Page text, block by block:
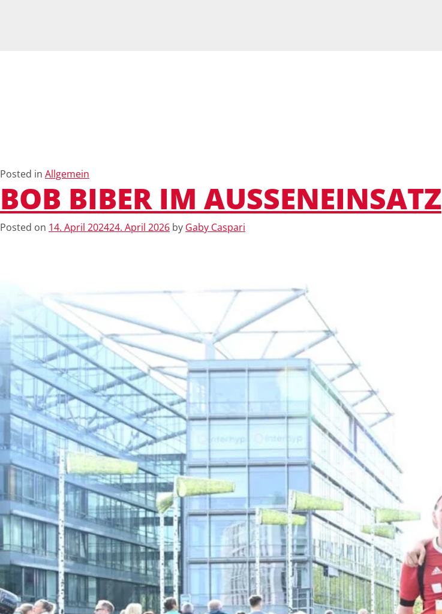
Posted in Allgemein
BOB BIBER IM AUSSENEINSATZ
Posted on 14. April 202424. April 2026 by Gaby Caspari